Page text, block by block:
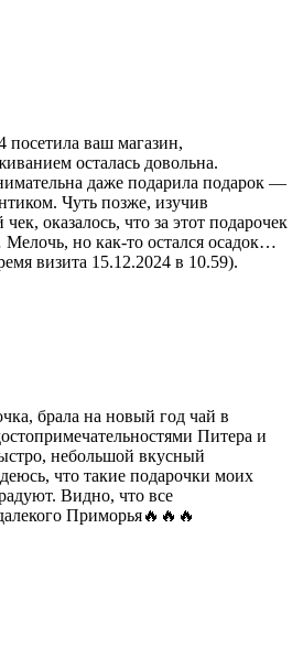
посетила ваш магазин,
осталась довольна.
даже подарила подарок —
Чуть позже, изучив
оказалось, что за этот подарочек
но как-то остался осадок…
визита 15.12.2024 в 10.59).
брала на новый год чай в
Питера и
небольшой вкусный
что такие подарочки моих
Видно, что все
Приморья🔥🔥🔥